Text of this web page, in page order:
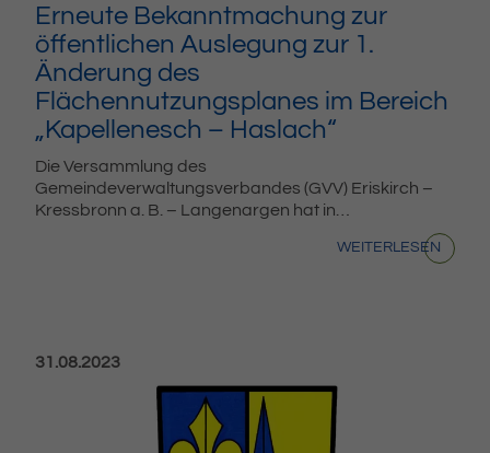
Erneute Bekanntmachung zur
öffentlichen Auslegung zur 1.
Änderung des
Flächennutzungsplanes im Bereich
„Kapellenesch – Haslach“
Die Versammlung des
Gemeindeverwaltungsverbandes (GVV) Eriskirch –
Kressbronn a. B. – Langenargen hat in…
WEITERLESEN
Veröffentlicht am:
31.08.2023